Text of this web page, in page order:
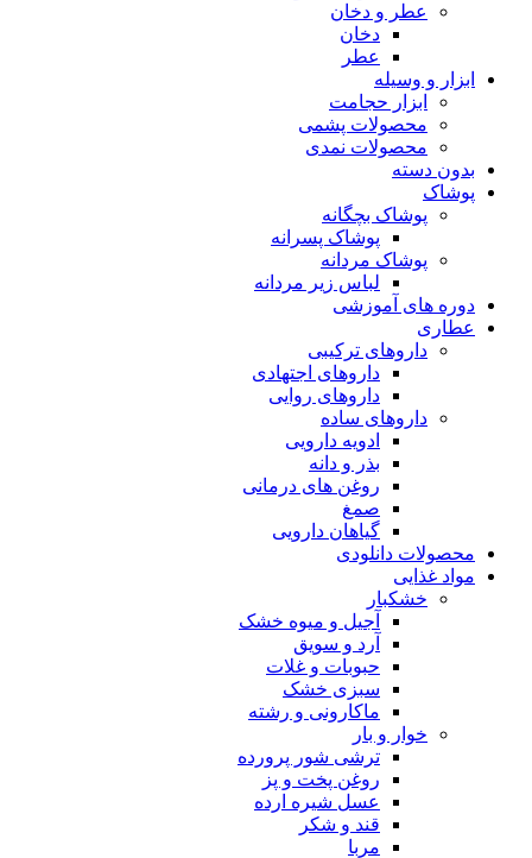
عطر و دخان
دخان
عطر
ابزار و وسیله
ابزار حجامت
محصولات پشمی
محصولات نمدی
بدون دسته
پوشاک
پوشاک بچگانه
پوشاک پسرانه
پوشاک مردانه
لباس زیر مردانه
دوره های آموزشی
عطاری
داروهای ترکیبی
داروهای اجتهادی
داروهای روایی
داروهای ساده
ادویه دارویی
بذر و دانه
روغن های درمانی
صمغ
گیاهان دارویی
محصولات دانلودی
مواد غذایی
خشکبار
آجیل و میوه خشک
آرد و سویق
حبوبات و غلات
سبزی خشک
ماکارونی و رشته
خوار و بار
ترشی شور پرورده
روغن پخت و پز
عسل شیره ارده
قند و شکر
مربا